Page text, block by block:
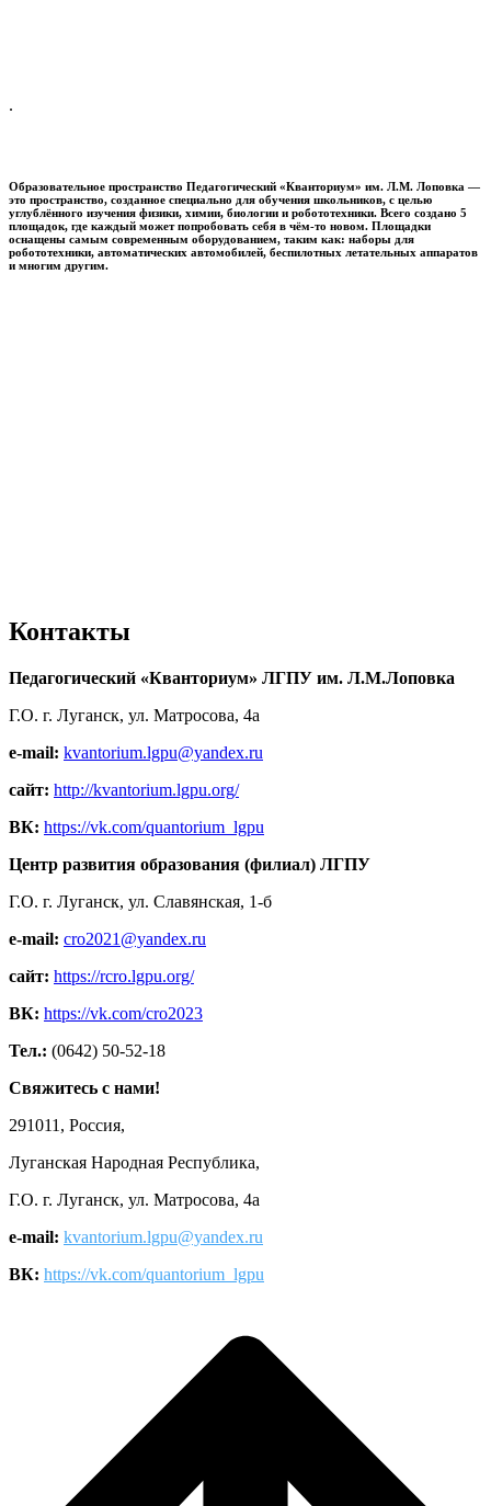
.
Образовательное пространство Педагогический «Кванториум» им. Л.М. Лоповка —
это пространство, созданное специально для обучения школьников, с целью
углублённого изучения физики, химии, биологии и робототехники. Всего создано 5
площадок, где каждый может попробовать себя в чём-то новом. Площадки
оснащены самым современным оборудованием, таким как: наборы для
робототехники, автоматических автомобилей, беспилотных летательных аппаратов
и многим другим.
Контакты
Педагогический «Кванториум» ЛГПУ им. Л.М.Лоповка
Г.О. г. Луганск, ул. Матросова, 4а
e-mail: kvantorium.lgpu@yandex.ru
сайт: http://kvantorium.lgpu.org/
ВК: https://vk.com/quantorium_lgpu
Центр развития образования (филиал) ЛГПУ
Г.О. г. Луганск, ул. Славянская, 1-б
e-mail: cro2021@yandex.ru
сайт: https://rcro.lgpu.org/
ВК: https://vk.com/cro2023
Тел.: (0642) 50-52-18
Свяжитесь с нами!
291011, Россия,
Луганская Народная Республика,
Г.О. г. Луганск, ул. Матросова, 4а
e-mail: kvantorium.lgpu@yandex.ru
ВК: https://vk.com/quantorium_lgpu